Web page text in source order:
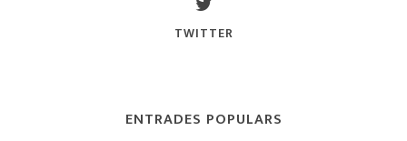
TWITTER
ENTRADES POPULARS